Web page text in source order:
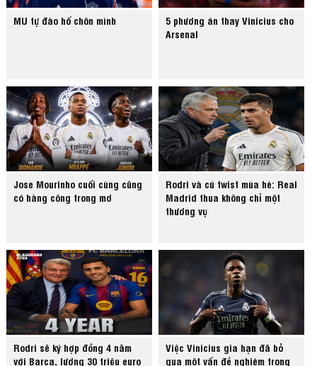
MU tự đào hố chôn mình
5 phương án thay Vinicius cho
Arsenal
Jose Mourinho cuối cùng cũng
có hàng công trong mơ
Rodri và cú twist mùa hè: Real
Madrid thua không chỉ một
thương vụ
Rodri sẽ ký hợp đồng 4 năm
với Barca, lương 30 triệu euro
Việc Vinicius gia hạn đã bỏ
qua một vấn đề nghiêm trọng